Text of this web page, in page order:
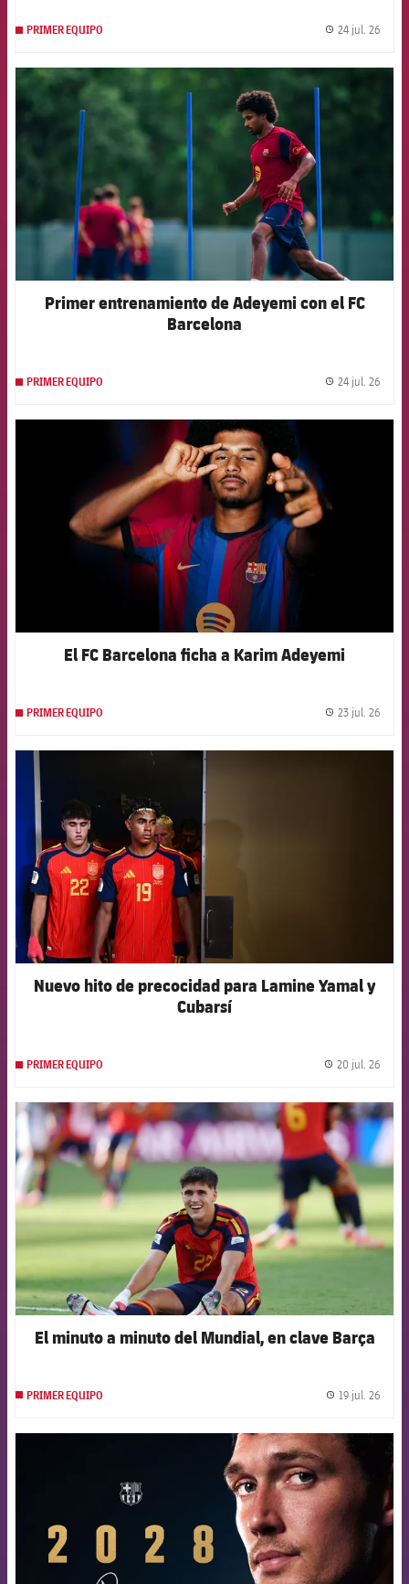
PRIMER EQUIPO 24 jul. 26
FCB Barcelona badge
Primer entrenamiento de Adeyemi con el FC
Barcelona
PRIMER EQUIPO 24 jul. 26
FCB Barcelona badge
El FC Barcelona ficha a Karim Adeyemi
PRIMER EQUIPO 23 jul. 26
FCB Barcelona badge
Nuevo hito de precocidad para Lamine Yamal y
Cubarsí
PRIMER EQUIPO 20 jul. 26
FCB Barcelona badge
El minuto a minuto del Mundial, en clave Barça
PRIMER EQUIPO 19 jul. 26
FCB Barcelona badge